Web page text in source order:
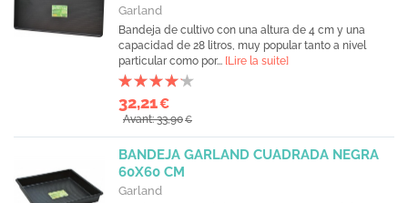
Garland
Bandeja de cultivo con una altura de 4 cm y una
capacidad de 28 litros, muy popular tanto a nivel
particular como por... [Lire la suite]
32,21€
Avant: 33,90€
BANDEJA GARLAND CUADRADA NEGRA
60X60 CM
Garland